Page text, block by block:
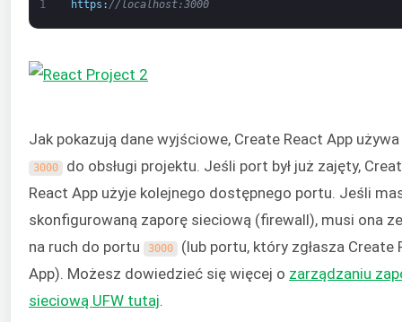
1 https : //localhost:3000
Jak pokazują dane wyjściowe, Create React App
3000 do obsługi projektu. Jeśli port był już zajęty,
React App użyje kolejnego dostępnego portu. Jeśli
skonfigurowaną zaporę sieciową (firewall), musi ona
na ruch do portu
3000 (lub portu, który zgłasza Create
App). Możesz dowiedzieć się więcej o zarządzaniu
sieciową UFW tutaj.